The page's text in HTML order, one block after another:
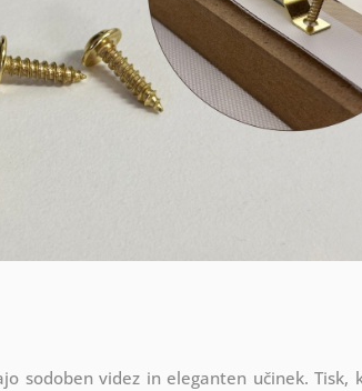
sodoben videz in eleganten učinek. Tisk,